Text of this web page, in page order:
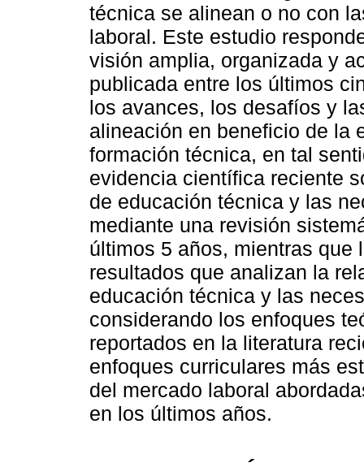
técnica se alinean o no con
laboral. Este estudio
visión amplia, organizada y
publicada entre los últimos
los avances, los desafíos y
alineación en beneficio de la
formación técnica, en tal
evidencia científica reciente
de educación técnica y las
mediante una revisión
últimos 5 años, mientras
resultados que analizan la
educación técnica y las
considerando los enfoques
reportados en la literatura
enfoques curriculares más
del mercado laboral
en los últimos años.